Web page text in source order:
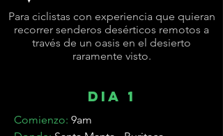
Para ciclistas con experiencia que quieran
recorrer senderos desérticos remotos a
través de un oasis en el desierto
raramente visto.
dia 1
Comienzo: 9am